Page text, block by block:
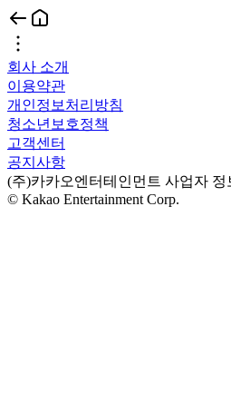
회사 소개
이용약관
개인정보처리방침
청소년보호정책
고객센터
공지사항
(주)카카오엔터테인먼트 사업자 정
© Kakao Entertainment Corp.